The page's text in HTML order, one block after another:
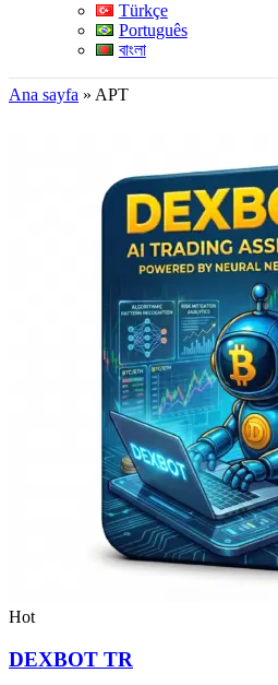
Türkçe
Português
বাংলা
Ana sayfa » APT
Hot
DEXBOT TR